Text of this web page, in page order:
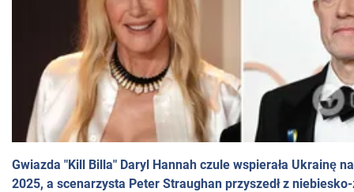
Gwiazda "Kill Billa" Daryl Hannah czule wspierała Ukrainę
2025, a scenarzysta Peter Straughan przyszedł z